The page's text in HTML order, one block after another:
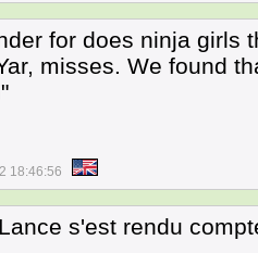
for does ninja girls
misses. We found
18:46:56
Lance s'est rendu